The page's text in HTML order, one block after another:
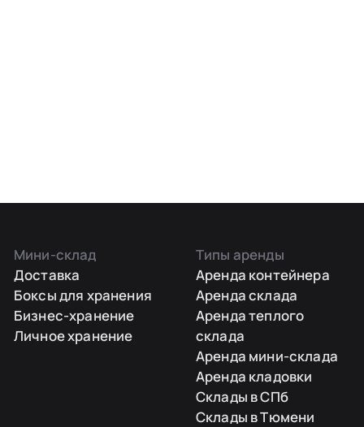
Мини-склад
Доставка
Боксы для хранения
Бизнес-хранение
Личное хранение
Типы аренды
Аренда контейнера
Аренда склада
Аренда теплого
склада
Аренда мини-склада
Аренда кладовки
Склады в СПб
Склады в Тюмени